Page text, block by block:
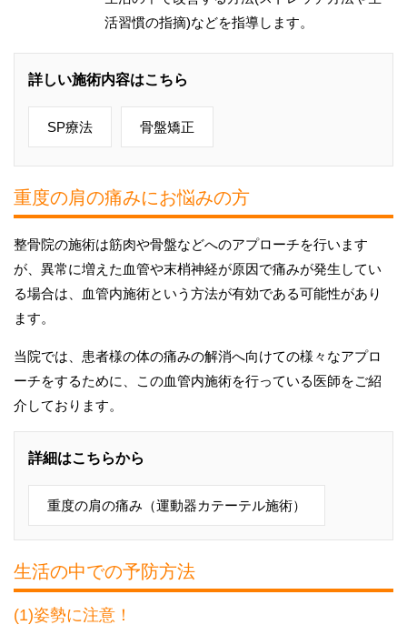
活習慣の指摘)などを指導します。
詳しい施術内容はこちら
SP療法 骨盤矯正
重度の肩の痛みにお悩みの方
整骨院の施術は筋肉や骨盤などへのアプローチを行います
が、異常に増えた血管や末梢神経が原因で痛みが発生してい
る場合は、血管内施術という方法が有効である可能性があり
ます。
当院では、患者様の体の痛みの解消へ向けての様々なアプロ
ーチをするために、この血管内施術を行っている医師をご紹
介しております。
詳細はこちらから
重度の肩の痛み（運動器カテーテル施術）
生活の中での予防方法
(1)姿勢に注意！